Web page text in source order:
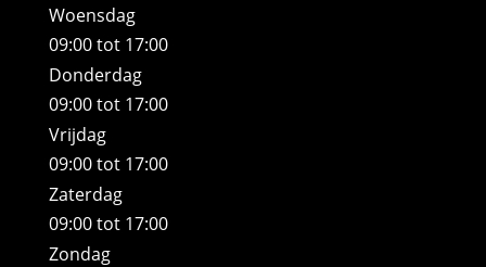
Woensdag
09:00 tot 17:00
Donderdag
09:00 tot 17:00
Vrijdag
09:00 tot 17:00
Zaterdag
09:00 tot 17:00
Zondag